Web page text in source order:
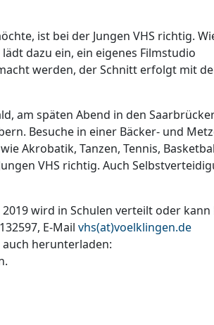
ist bei der Jungen VHS richtig.
dazu ein, ein eigenes Filmstudio
werden, der Schnitt erfolgt mit
am späten Abend in den
Besuche in einer Bäcker- und
Akrobatik, Tanzen, Tennis,
VHS richtig. Auch
wird in Schulen verteilt oder kann
E-Mail vhs(at)voelklingen.de
herunterladen: